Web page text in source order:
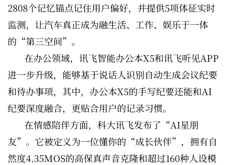
2808个记忆锚点记住用户偏好，并提供5项体征实时
监测，让汽车真正成为融生活、工作、娱乐于一体
的“第三空间”。
在办公领域，讯飞智能办公本X5和讯飞听见APP
进一步升级，能够基于说话人识别自动生成会议纪要
和待办事项，其中，办公本X5的手写纪要还能和AI
纪要深度融合，更贴合用户的记录习惯。
在情感陪伴方面，科大讯飞发布了“AI星朋
友”。它被定义为一位懂你的“成长伙伴”，拥有自
然度4.35MOS的高保真声音克隆和超过160种人设模